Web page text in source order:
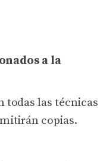
a la
todas las técnicas
copias.